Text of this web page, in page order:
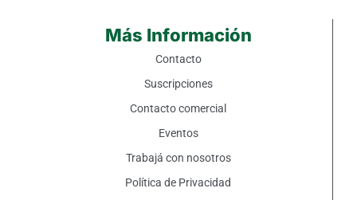
Más Información
Contacto
Suscripciones
Contacto comercial
Eventos
Trabajá con nosotros
Política de Privacidad